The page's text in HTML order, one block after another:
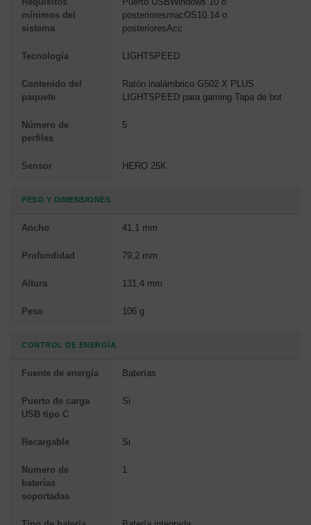
mínimos del
sistema
posterioresmacOS10.14 o
posterioresAcc
Tecnología LIGHTSPEED
Contenido del
paquete
Ratón inalámbrico G502 X PLUS
LIGHTSPEED para gaming Tapa de bot
Número de
perfiles
5
Sensor HERO 25K
PESO Y DIMENSIONES
Ancho 41,1 mm
Profundidad 79,2 mm
Altura 131,4 mm
Peso 106 g
CONTROL DE ENERGÍA
Fuente de energía Baterías
Puerto de carga
USB tipo C
Si
Recargable Si
Numero de
baterías
soportadas
1